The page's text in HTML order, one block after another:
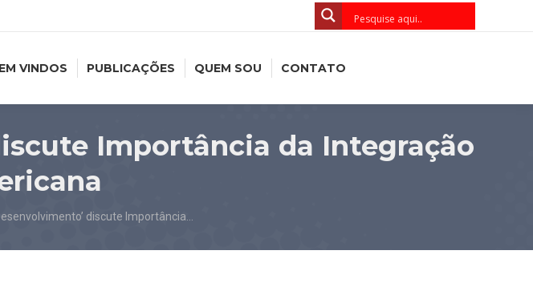
VINDOS PUBLICAÇÕES QUEM SOU CONTATO
Importância da Integração
discute Importância…